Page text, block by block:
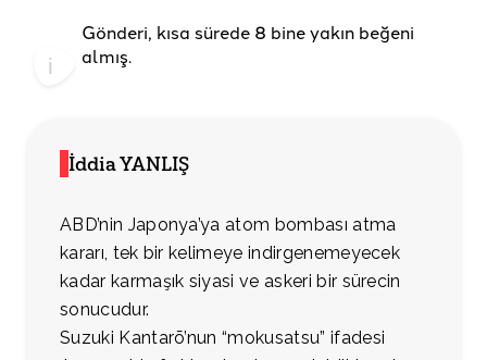
Gönderi, kısa sürede 8 bine yakın beğeni
almış.
İddia YANLIŞ
ABD’nin Japonya’ya atom bombası atma
kararı, tek bir kelimeye indirgenemeyecek
kadar karmaşık siyasi ve askeri bir sürecin
sonucudur.
Suzuki Kantarō’nun “mokusatsu” ifadesi